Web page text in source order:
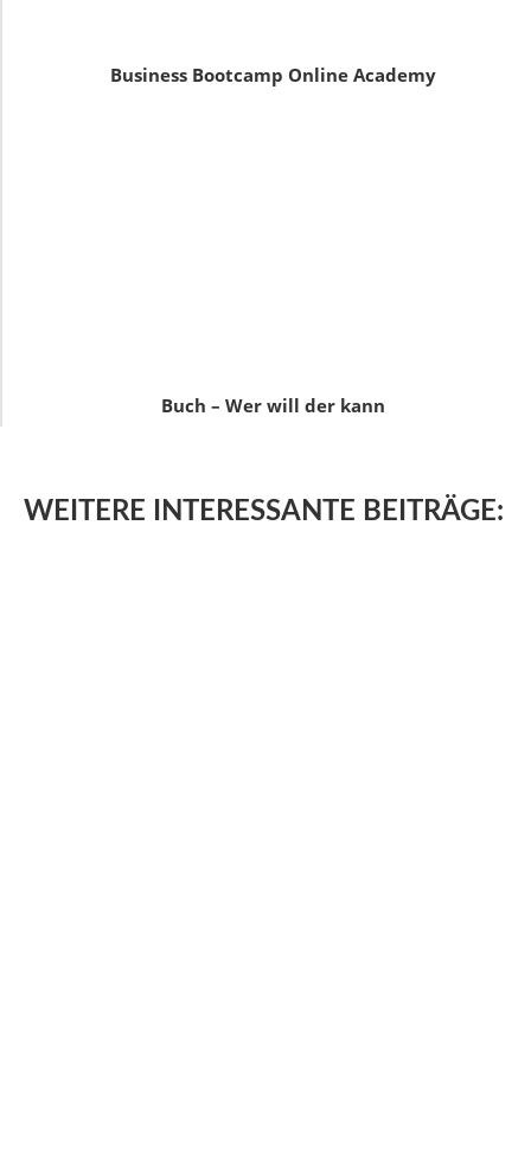
Business Bootcamp Online Academy
Buch – Wer will der kann
WEITERE INTERESSANTE BEITRÄGE: